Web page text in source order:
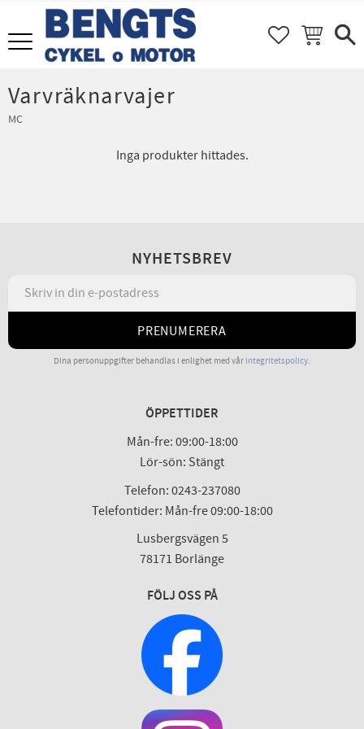
Meny FAVORITER
KUNDVAGN
Varvräknarvajer
MC
Inga produkter hittades.
NYHETSBREV
PRENUMERERA
Dina personuppgifter behandlas i enlighet med vår integritetspolicy.
ÖPPETTIDER
Mån-fre: 09:00-18:00
Lör-sön: Stängt
Telefon: 0243-237080
Telefontider: Mån-fre 09:00-18:00
Lusbergsvägen 5
78171 Borlänge
FÖLJ OSS PÅ